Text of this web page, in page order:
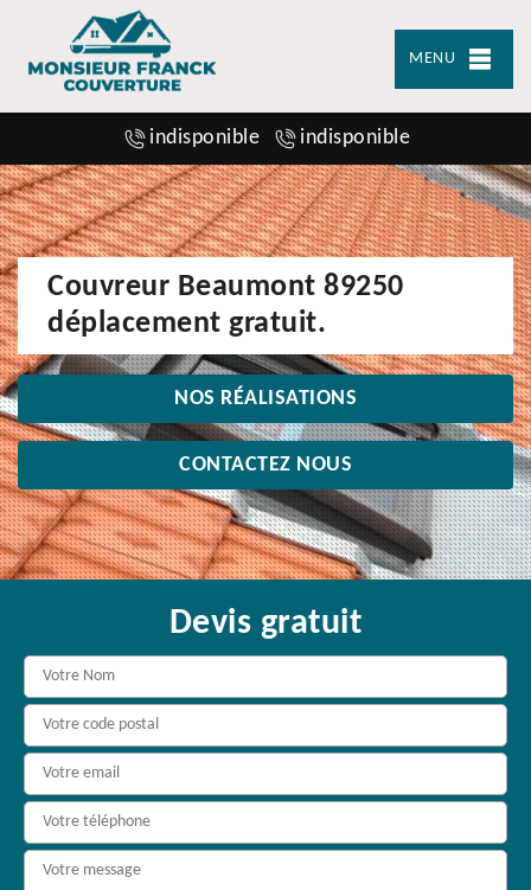
MENU
indisponible indisponible
Couvreur Beaumont 89250
déplacement gratuit.
NOS RÉALISATIONS
CONTACTEZ NOUS
Devis gratuit